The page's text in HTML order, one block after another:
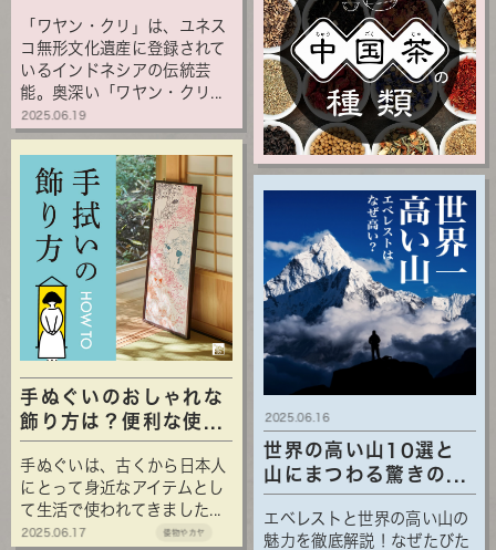
「ワヤン・クリ」は、ユネス
コ無形文化遺産に登録されて
いるインドネシアの伝統芸
能。奥深い「ワヤン・クリ...
2025.06.19
手ぬぐいのおしゃれな
飾り方は？便利な使...
手ぬぐいは、古くから日本人
にとって身近なアイテムとし
て生活で使われてきました...
2025.06.17 倭物やカヤ
世界の高い山10選と
山にまつわる驚きの...
エベレストと世界の高い山の
魅力を徹底解説！なぜたびた
2025.06.16